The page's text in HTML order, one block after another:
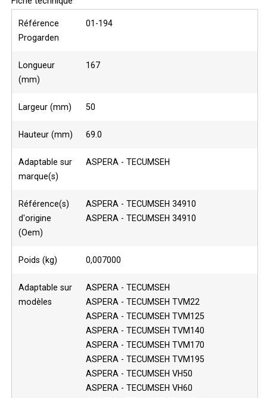
Référence
Progarden
01-194
Longueur
(mm)
167
Largeur (mm) 50
Hauteur (mm) 69.0
Adaptable sur
marque(s)
ASPERA - TECUMSEH
Référence(s)
d'origine
(Oem)
ASPERA - TECUMSEH 34910
ASPERA - TECUMSEH 34910
Poids (kg) 0,007000
Adaptable sur
modèles
ASPERA - TECUMSEH
ASPERA - TECUMSEH TVM22
ASPERA - TECUMSEH TVM125
ASPERA - TECUMSEH TVM140
ASPERA - TECUMSEH TVM170
ASPERA - TECUMSEH TVM195
ASPERA - TECUMSEH VH50
ASPERA - TECUMSEH VH60